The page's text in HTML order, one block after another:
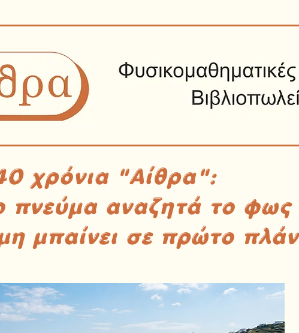
χρόνια "Αίθρα":
πνεύμα αναζητά το φως
μπαίνει σε πρώτο